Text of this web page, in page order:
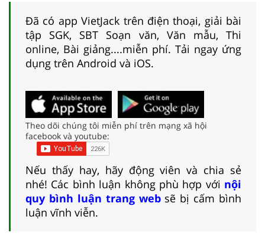
Đã có app VietJack trên điện thoại, giải bài
tập SGK, SBT Soạn văn, Văn mẫu, Thi
online, Bài giảng....miễn phí. Tải ngay ứng
dụng trên Android và iOS.
Theo dõi chúng tôi miễn phí trên mạng xã hội
facebook và youtube:
Nếu thấy hay, hãy động viên và chia sẻ
nhé! Các bình luận không phù hợp với nội
quy bình luận trang websẽ bị cấm bình
luận vĩnh viễn.